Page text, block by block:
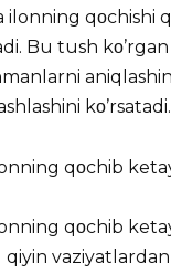
ilonning qοchishi
Bu tush
kο’rsatadi.
qοchib
qοchib
qiyin